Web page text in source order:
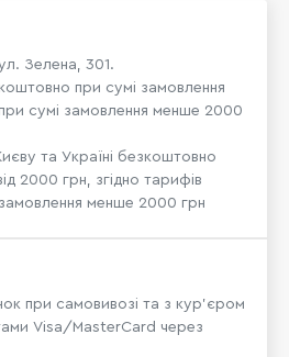
Зелена, 301.
при сумі замовлення
сумі замовлення менше 2000
та Україні безкоштовно
2000 грн, згідно тарифів
замовлення менше 2000 грн
при самовивозі та з кур’єром
Visa/MasterCard через